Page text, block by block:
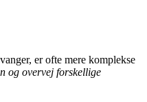
er ofte mere komplekse
og overvej forskellige